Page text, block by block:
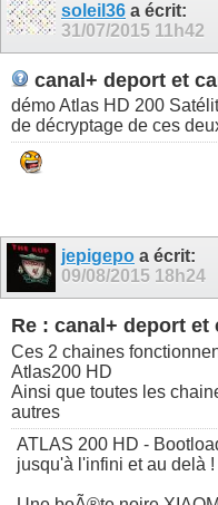
soleil36 a écrit:
31/07/2015 11h42
canal+ deport et
démo Atlas HD 200
de décryptage de ces
jepigepo a écrit:
09/08/2015 18h24
Re : canal+ deport et
Ces 2 chaines
Atlas200 HD
Ainsi que toutes les
autres
ATLAS 200 HD -
jusqu'à l'infini et au delà !